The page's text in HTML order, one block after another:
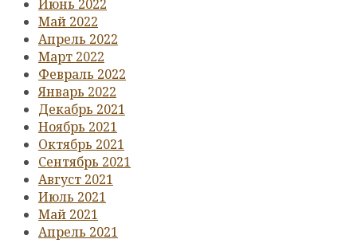
Июнь 2022
Май 2022
Апрель 2022
Март 2022
Февраль 2022
Январь 2022
Декабрь 2021
Ноябрь 2021
Октябрь 2021
Сентябрь 2021
Август 2021
Июль 2021
Май 2021
Апрель 2021